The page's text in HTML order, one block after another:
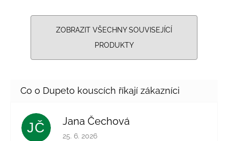
ZOBRAZIT VŠECHNY SOUVISEJÍCÍ
PRODUKTY
JČ Jana Čechová
Hodnocení obchodu je 5 z 5 hvězdiček.
25. 6. 2026